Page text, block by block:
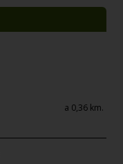
a 0,36 km.